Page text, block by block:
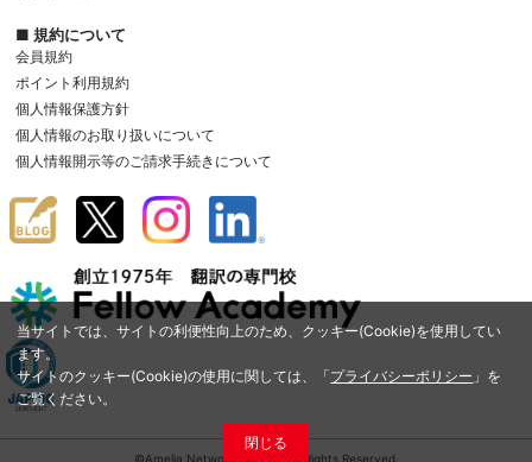
当サイトでは、サイトの利便性向上のため、クッキー(Cookie)を使用してい
ます。
サイトのクッキー(Cookie)の使用に関しては、「プライバシーポリシー 」を
ご覧ください。
閉じる
■ 規約について
会員規約
ポイント利用規約
個人情報保護方針
個人情報のお取り扱いについて
個人情報開示等のご請求手続きについて
©Amelia Network Co.,Ltd. All Rights Reserved.